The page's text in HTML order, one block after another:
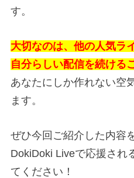
す。
大切なのは、他の人気ラ
自分らしい配信を続ける
あなたにしか作れない空
ます。
ぜひ今回ご紹介した内容
DokiDoki Liveで応援され
てください！